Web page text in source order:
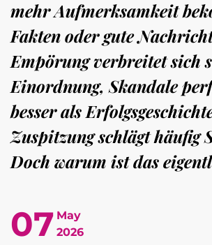
mehr Aufmerksamkeit
Fakten oder gute
Empörung verbreitet sich
Einordnung, Skandale
besser als
Zuspitzung schlägt häufig
Doch warum ist das
07 May
2026